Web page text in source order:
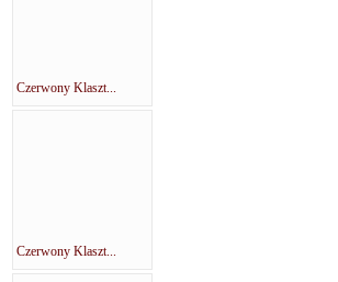
Czerwony Klaszt...
Czerwony Klaszt...